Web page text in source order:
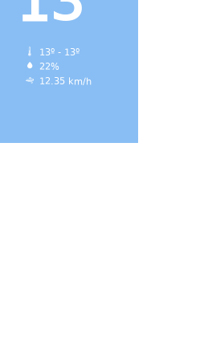
13º - 13º
22%
12.35 km/h